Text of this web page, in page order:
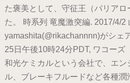
た褒美として、守征王（バリアロ
た。 時系列 竜魔激突編. 2017/4/2
yamashita(@rikachannnn)がシェ
25日午後10時24分PDT, ワコーズ
和光ケミカルという会社で、エン
ル、ブレーキフルードなど各種